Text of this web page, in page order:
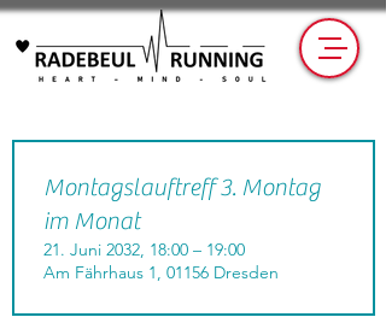
Montagslauftreff 3. Montag
im Monat
21. Juni 2032, 18:00 – 19:00
Am Fährhaus 1, 01156 Dresden